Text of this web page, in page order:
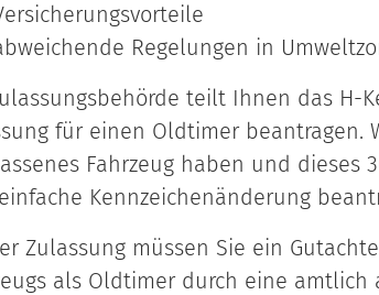
Regelungen in
teilt Ihnen das H-
für einen Oldtimer beantragen.
Fahrzeug haben und dieses
Kennzeichenänderung
Zulassung müssen Sie ein
als Oldtimer durch eine